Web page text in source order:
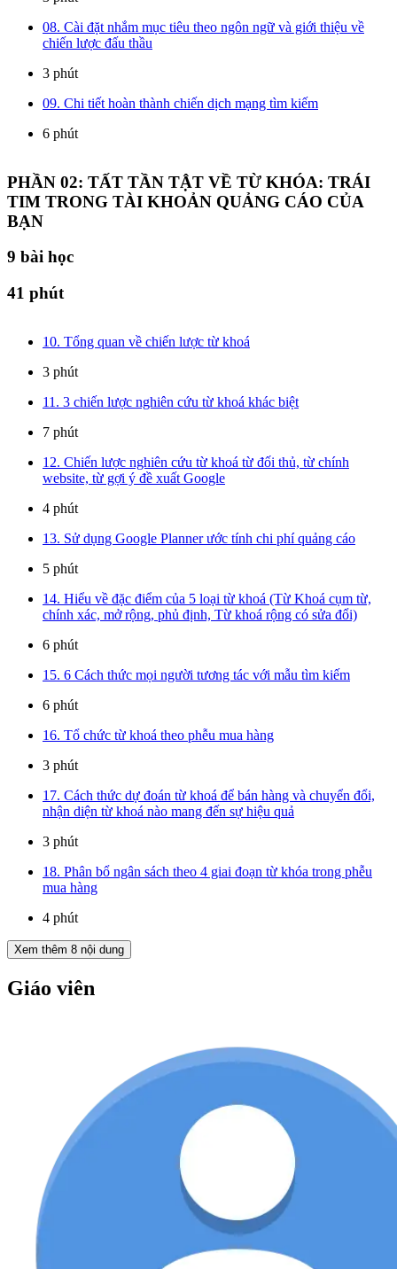
08. Cài đặt nhắm mục tiêu theo ngôn ngữ và giới thiệu về
chiến lược đấu thầu
3 phút
09. Chi tiết hoàn thành chiến dịch mạng tìm kiếm
6 phút
PHẦN 02: TẤT TẦN TẬT VỀ TỪ KHÓA: TRÁI
TIM TRONG TÀI KHOẢN QUẢNG CÁO CỦA
BẠN
9 bài học
41 phút
10. Tổng quan về chiến lược từ khoá
3 phút
11. 3 chiến lược nghiên cứu từ khoá khác biệt
7 phút
12. Chiến lược nghiên cứu từ khoá từ đối thủ, từ chính
website, từ gợi ý đề xuất Google
4 phút
13. Sử dụng Google Planner ước tính chi phí quảng cáo
5 phút
14. Hiểu về đặc điểm của 5 loại từ khoá (Từ Khoá cụm từ,
chính xác, mở rộng, phủ định, Từ khoá rộng có sửa đổi)
6 phút
15. 6 Cách thức mọi người tương tác với mẫu tìm kiếm
6 phút
16. Tổ chức từ khoá theo phễu mua hàng
3 phút
17. Cách thức dự đoán từ khoá để bán hàng và chuyển đổi,
nhận diện từ khoá nào mang đến sự hiệu quả
3 phút
18. Phân bổ ngân sách theo 4 giai đoạn từ khóa trong phễu
mua hàng
4 phút
Xem thêm 8 nội dung
Giáo viên